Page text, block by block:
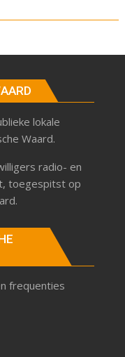
lokale
Waard.
radio- en
toegespitst op
frequenties